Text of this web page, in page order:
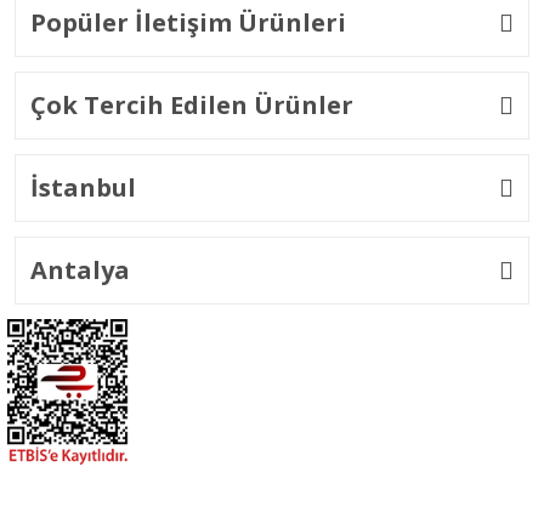
Popüler İletişim Ürünleri
Çok Tercih Edilen Ürünler
İstanbul
Antalya